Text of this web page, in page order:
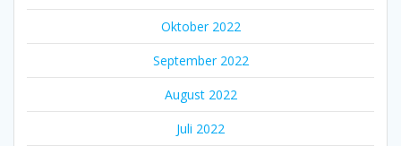
Oktober 2022
September 2022
August 2022
Juli 2022